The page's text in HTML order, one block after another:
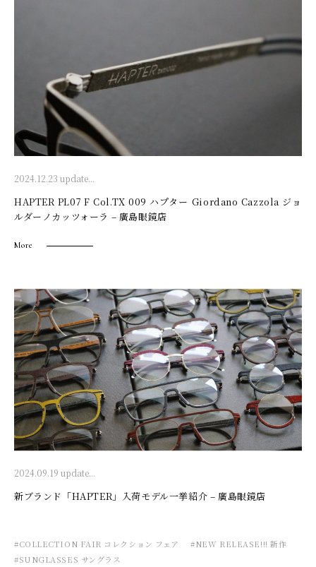
2024.12.23 update...
HAPTER PL07 F Col.TX 009 ハプター Giordano Cazzola ジョ
ルダーノカッツォーラ – 廣島眼鏡店
More
2024.09.19 update...
新ブランド「HAPTER」入荷モデル一挙紹介 – 廣島眼鏡店
#COLLECTION FAIR コレクション フェア
#NEW RELEASE!!! 新作
#SUNGLASSES サングラス